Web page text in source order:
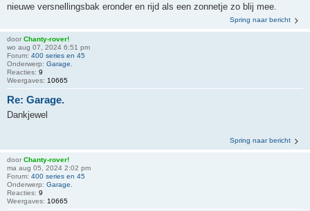
nieuwe versnellingsbak eronder en rijd als een zonnetje zo blij mee.
Spring naar bericht
door Chanty-rover!
wo aug 07, 2024 6:51 pm
Forum: 400 series en 45
Onderwerp: Garage.
Reacties: 9
Weergaves: 10665
Re: Garage.
Dankjewel
Spring naar bericht
door Chanty-rover!
ma aug 05, 2024 2:02 pm
Forum: 400 series en 45
Onderwerp: Garage.
Reacties: 9
Weergaves: 10665